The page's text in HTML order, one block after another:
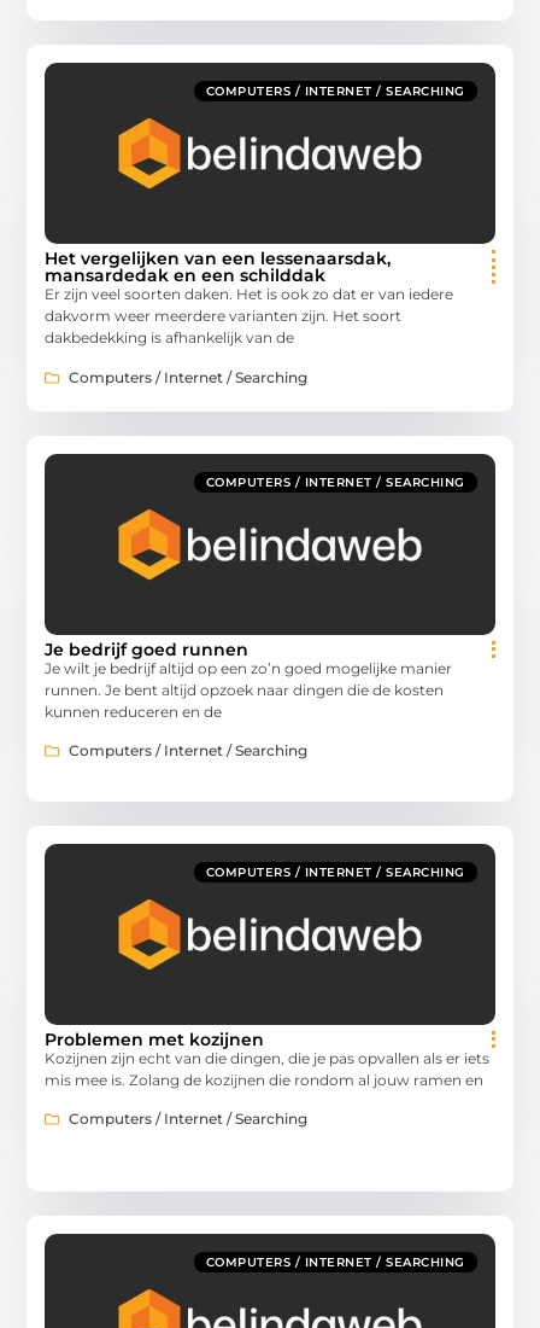
COMPUTERS / INTERNET / SEARCHING
Het vergelijken van een lessenaarsdak,
mansardedak en een schilddak
Er zijn veel soorten daken. Het is ook zo dat er van iedere
dakvorm weer meerdere varianten zijn. Het soort
dakbedekking is afhankelijk van de
Computers / Internet / Searching
COMPUTERS / INTERNET / SEARCHING
Je bedrijf goed runnen
Je wilt je bedrijf altijd op een zo’n goed mogelijke manier
runnen. Je bent altijd opzoek naar dingen die de kosten
kunnen reduceren en de
Computers / Internet / Searching
COMPUTERS / INTERNET / SEARCHING
Problemen met kozijnen
Kozijnen zijn echt van die dingen, die je pas opvallen als er iets
mis mee is. Zolang de kozijnen die rondom al jouw ramen en
Computers / Internet / Searching
COMPUTERS / INTERNET / SEARCHING